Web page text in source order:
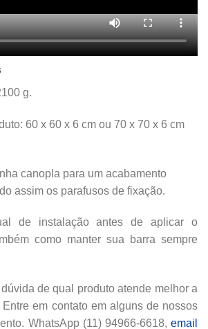
g.
60 x 60 x 6 cm ou 70 x 70 x 6 cm
canopla para um acabamento
assim os parafusos de fixação.
de instalação antes de aplicar o
como manter sua barra sempre
de qual produto atende melhor a
em contato em alguns de nossos
WhatsApp (11) 94966-6618, email